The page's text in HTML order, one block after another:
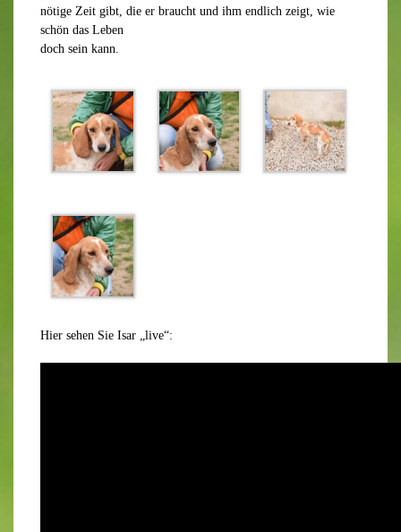
nötige Zeit gibt, die er braucht und ihm endlich zeigt, wie
schön das Leben
doch sein kann.
Hier sehen Sie Isar „live“: